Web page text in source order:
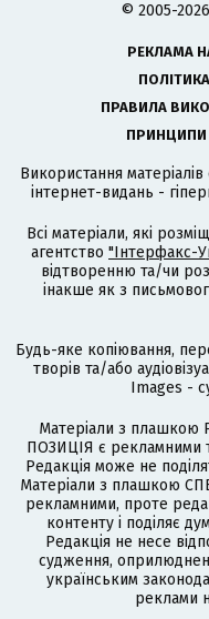
© 2005-
РЕКЛАМА
ПРАВИЛА
ПРИНЦИПИ
Використання
інтернет-видань -
Всі матеріали, які
агентство "Інтерфакс-
відтворенню та/чи
інакше як з
Будь-яке копіювання,
творів та/або
Images -
Матеріали з плашкою
ПОЗИЦІЯ є рекламними
Редакція може не
Матеріали з плашкою
рекламними, проте
контенту і поділяє
Редакція не несе
судження,
українським
реклами